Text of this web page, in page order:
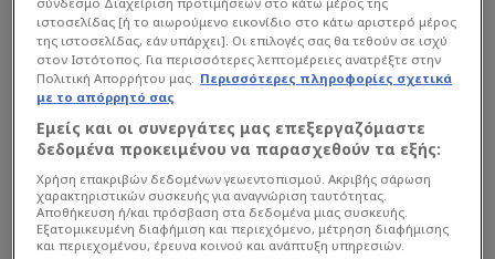
ιστοσελίδας [ή το αιωρούμενο εικονίδιο στο κάτω αριστερό μέρος
της ιστοσελίδας, εάν υπάρχει]. Οι επιλογές σας θα τεθούν σε ισχύ
στον Ιστότοπος. Για περισσότερες λεπτομέρειες ανατρέξτε στην
Πολιτική Απορρήτου μας. Περισσότερες πληροφορίες σχετικά
με το απόρρητό σας
Εμείς και οι συνεργάτες μας επεξεργαζόμαστε
δεδομένα προκειμένου να παρασχεθούν τα εξής:
Χρήση επακριβών δεδομένων γεωεντοπισμού. Ακριβής σάρωση
χαρακτηριστικών συσκευής για αναγνώριση ταυτότητας.
Αποθήκευση ή/και πρόσβαση στα δεδομένα μιας συσκευής.
Εξατομικευμένη διαφήμιση και περιεχόμενο, μέτρηση διαφήμισης
και περιεχομένου, έρευνα κοινού και ανάπτυξη υπηρεσιών.